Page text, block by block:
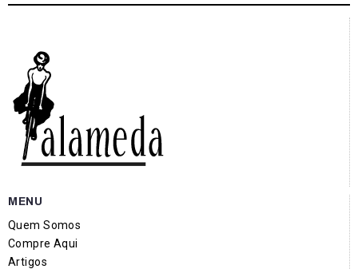
MENU
Quem Somos
Compre Aqui
Artigos